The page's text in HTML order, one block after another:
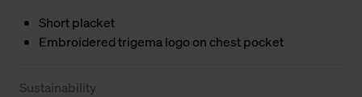
Short placket
Embroidered trigema logo on chest pocket
Sustainability